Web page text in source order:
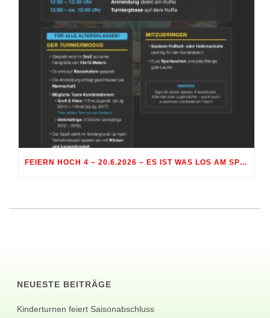
FEIERN HOCH 4 – 20.6.2026 – ES IST WAS LOS AM SPORTGELÄNDE RÖHRMOOS
NEUESTE BEITRÄGE
Kinderturnen feiert Saisonabschluss